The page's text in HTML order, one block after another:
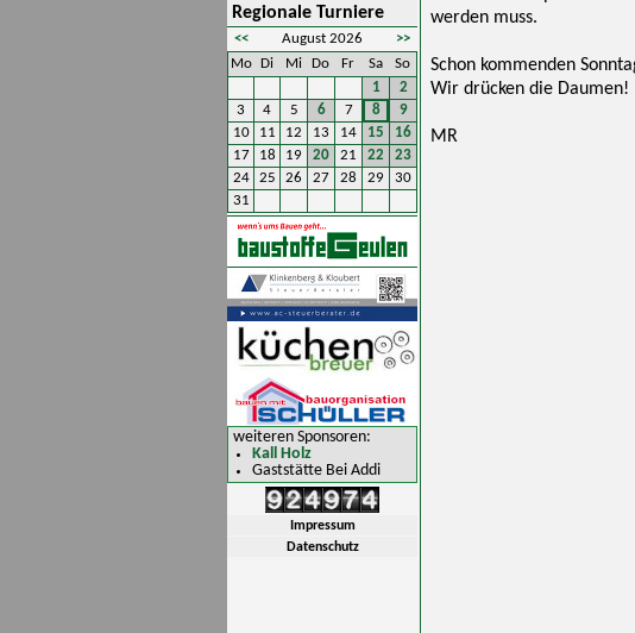
Regionale Turniere
<< >>
August 2026
Mo Di Mi Do Fr Sa
So
1
2
3
4 5 6 7 8
9
10
11 12 13 14 15
16
17
18 19 20 21 22
23
24
25 26 27 28 29
30
31
weiteren Sponsoren:
Kall Holz
Gaststätte Bei Addi
Impressum
Datenschutz
werden muss.
Schon kommenden
Wir drücken die Daumen!
MR